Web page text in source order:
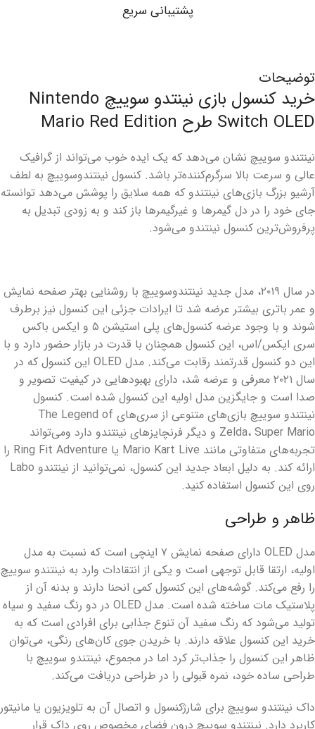
پشتیبانی سریع
توضیحات
خرید کنسول بازی نینتدو سوییچ Nintendo
Switch OLED طرح Mario Red Edition
نینتندو سوییچ نشان می‌دهد که یک ایده خوب می‌تواند از گرافیک
عالی و سرعت بالا سرگرم‌کننده‌تر باشد. کنسول نینتندوسوییچ به لطف
آرشیو بزرگ بازی‌های نینتندو که همه سلایق را پوشش می‌دهد توانسته
جای خود را در دل گیمرها و غیرگیمرها باز کند و به زودی تبدیل به
پرفروش‌ترین کنسول نینتندو می‌شود.
در سال ۲۰۱۹، مدل جدید نینتندوسوییچ با روشنایی بهتر صفحه نمایش
و عمر باتری بیشتر عرضه شد تا ایرادات جزئی این کنسول نیز برطرف
شوند و با وجود عرضه کنسول‌های پلی استیشن ۵ و ایکس باکس
سری ایکس/اس، این کنسول همچنان با قدرت در بازار حضور دارد و با
این دو کنسول قدرتمند رقابت می‌کند. مدل OLED این کنسول که در
سال ۲۰۲۱ معرفی و عرضه شد، دارای بهبودهایی در کیفیت تصویر و
صدا است و جایگزین مدل اولیه این کنسول شده است. کنسول
نینتندو سوییچ بازی‌های متنوعی از سری‌های The Legend of
Zelda، Super Mario و دیگر فرنچایزهای نینتندو دارد ومی‌تواند
تجربه‌های متفاوتی مانند Mario Kart Live یا Ring Fit Adventure را
ارائه کند. به دلیل ابعاد جدید این کنسول، نمی‌توانید از نینتندو Labo
روی این کنسول استفاده کنید.
ظاهر و طراحی
مدل OLED دارای صفحه نمایش ۷ اینچی است که نسبت به مدل
اولیه، ارتقا قابل توجهی است و یکی از انتقادات وارد به نینتندو سوییچ
را رفع می‌کند. گوشه‌های این کنسول کمی انحنا دارند و بدنه آن از
پلاستیک مات ساخته شده است. مدل OLED در دو رنگ سفید و سیاه
تولید می‌شود که رنگ سفید آن تنوع جذابی برای افرادی است که به
خرید این کنسول علاقه دارند. با خریدن جوی کان‌های رنگی، می‌توان
ظاهر این کنسول را جذاب‌تر کرد اما در مجموع، نینتندو سوییچ با
طراحی ساده خود، نمره قبولی را در طراحی دریافت می‌کند.
داک نینتندو سوییچ برای شارژکنسول و اتصال آن به تلویزیون یا مانیتور
کاربرد دارد. نینتندو سوییچ درون فضای مخصوص روی داک قرار